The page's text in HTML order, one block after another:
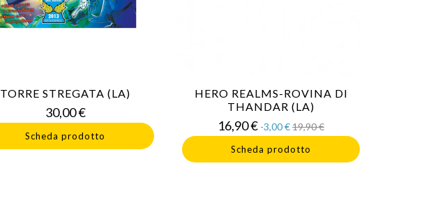
TORRE STREGATA (LA)
30,00 €Prezzo
Scheda prodotto
HERO REALMS-ROVINA DI
THANDAR (LA)
16,90 €Prezzo
base
-3,00 €19,90 €Prezzo
Scheda prodotto